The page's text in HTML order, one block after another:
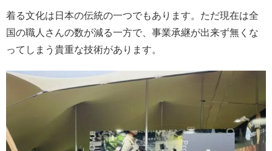
着る文化は日本の伝統の一つでもあります。ただ現在は全
国の職人さんの数が減る一方で、事業承継が出来ず無くな
ってしまう貴重な技術があります。